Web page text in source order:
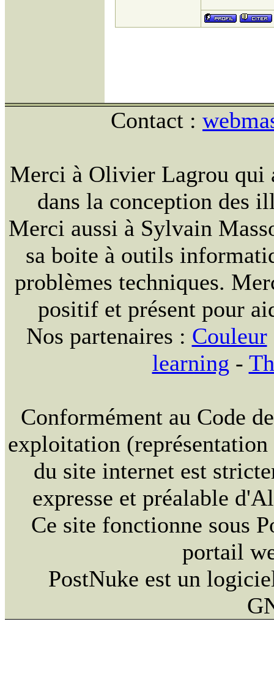
Contact :
Merci à Olivier Lagrou qui
dans la conception des
Merci aussi à Sylvain
sa boite à outils
problèmes techniques.
positif et présent pour
Nos partenaires : Couleur
learning -
Conformément au Code
exploitation
du site internet est
expresse et préalable
Ce site fonctionne sous
portail
PostNuke est un